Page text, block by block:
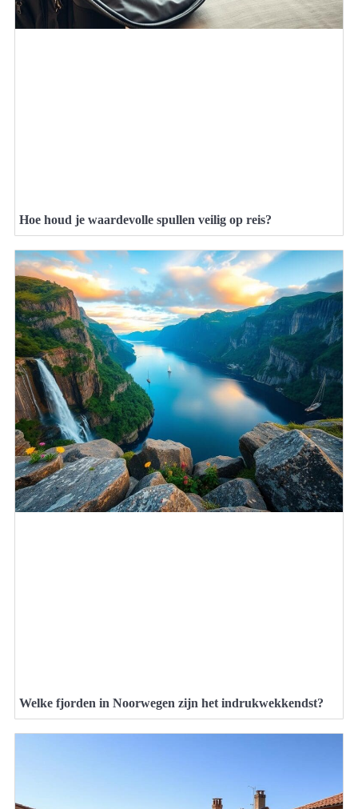
Hoe houd je waardevolle spullen veilig op reis?
Welke fjorden in Noorwegen zijn het indrukwekkendst?